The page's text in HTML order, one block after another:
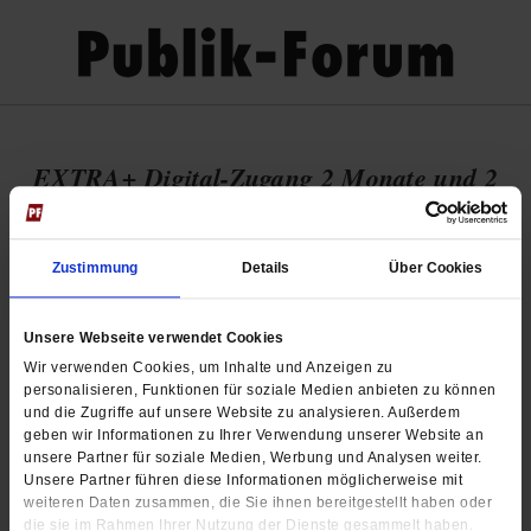
Zustimmung Details Über Cookies
Unsere Webseite verwendet Cookies
Wir verwenden Cookies, um Inhalte und Anzeigen zu
personalisieren, Funktionen für soziale Medien anbieten zu können
und die Zugriffe auf unsere Website zu analysieren. Außerdem
geben wir Informationen zu Ihrer Verwendung unserer Website an
unsere Partner für soziale Medien, Werbung und Analysen weiter.
Unsere Partner führen diese Informationen möglicherweise mit
weiteren Daten zusammen, die Sie ihnen bereitgestellt haben oder
die sie im Rahmen Ihrer Nutzung der Dienste gesammelt haben.
EXTRA+ Digital-Zugang 2 Monate und 2